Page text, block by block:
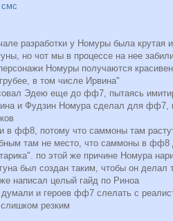
смс
разработки у Номуры была крутая
но чот мы в процессе на нее
Номуры получаются
в том числе Ирвина"
Эдею еще до фф7, пытаясь
и Фудзин Номура сделал для фф7,
в фф8, потому что саммоны там
там не место, что саммоны в фф8
по этой же причине Номура
был создан таким, чтобы он делал
написал целый гайд по Риноа
думали и героев фф7 слелать с
резким